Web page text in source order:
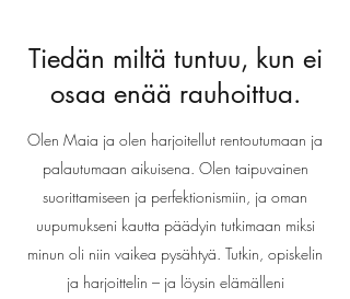
Tiedän miltä tuntuu, kun ei
osaa enää rauhoittua.
Olen Maia ja olen harjoitellut rentoutumaan ja
palautumaan aikuisena. Olen taipuvainen
suorittamiseen ja perfektionismiin, ja oman
uupumukseni kautta päädyin tutkimaan miksi
minun oli niin vaikea pysähtyä. Tutkin, opiskelin
ja harjoittelin – ja löysin elämälleni